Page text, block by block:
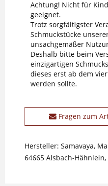
Achtung! Nicht für
geeignet.
Trotz sorgfältigster
Schmuckstücke
unsachgemäßer
Deshalb bitte beim
einzigartigen
dieses erst ab dem
werden sollte.
Fragen zum
Hersteller: Samavaya,
64665 Alsbach-